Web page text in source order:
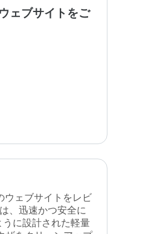
ェブサイトをご
ウェブサイトをレビ
、迅速かつ安全に
に設計された軽量